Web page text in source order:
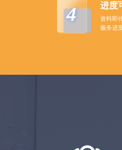
4 进度
资料即
服务进